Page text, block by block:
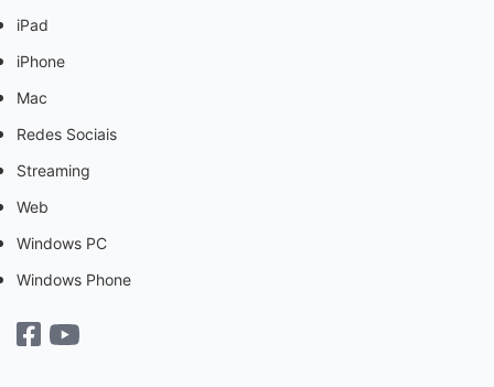
iPad
iPhone
Mac
Redes Sociais
Streaming
Web
Windows PC
Windows Phone